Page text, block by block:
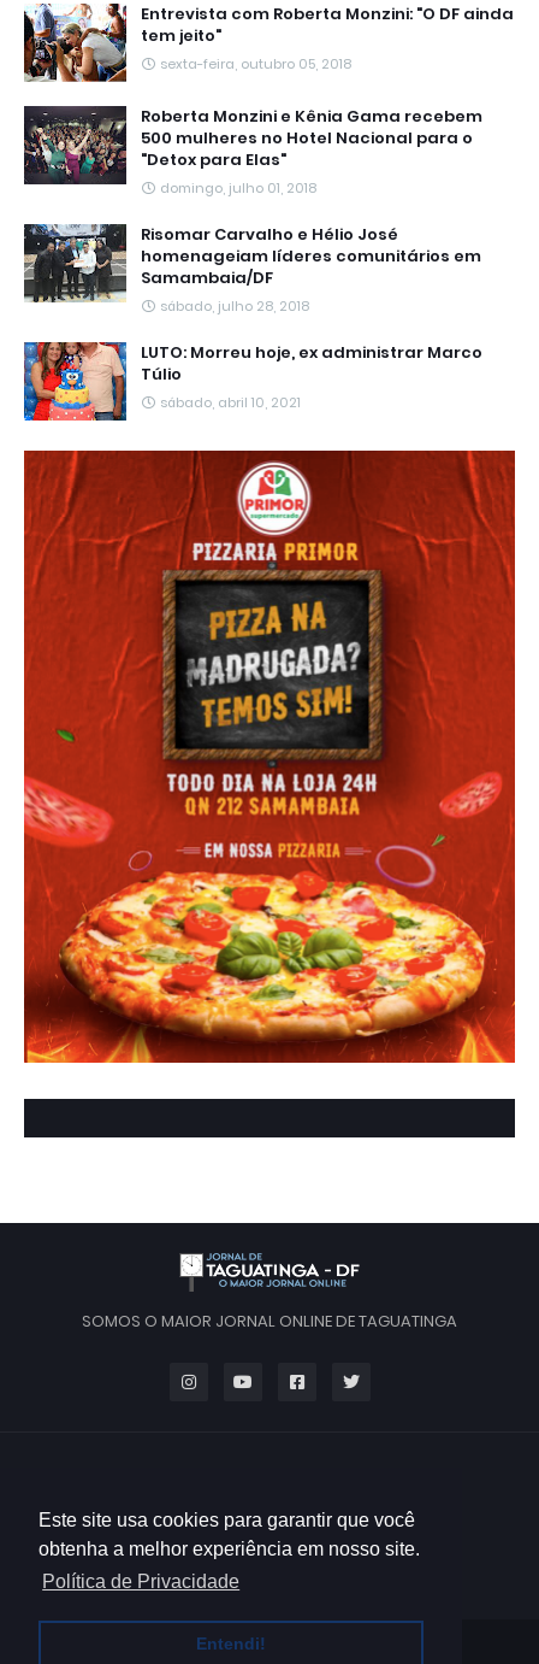
Este site usa cookies para garantir que você
obtenha a melhor experiência em nosso site.
Política de Privacidade
Entendi!
Entrevista com Roberta Monzini: "O DF ainda
tem jeito"
sexta-feira, outubro 05, 2018
Roberta Monzini e Kênia Gama recebem
500 mulheres no Hotel Nacional para o
"Detox para Elas"
domingo, julho 01, 2018
Risomar Carvalho e Hélio José
homenageiam líderes comunitários em
Samambaia/DF
sábado, julho 28, 2018
LUTO: Morreu hoje, ex administrar Marco
Túlio
sábado, abril 10, 2021
SOMOS O MAIOR JORNAL ONLINE DE TAGUATINGA